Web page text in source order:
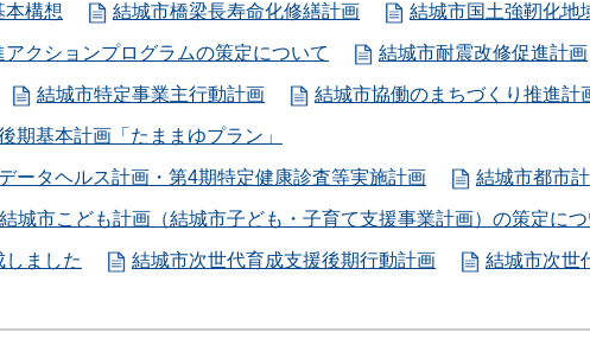
本構想 結城市橋梁長寿命化修繕計画 結城市国土強靭化地
クションプログラムの策定について 結城市耐震改修促進計画
結城市特定事業主行動計画 結城市協働のまちづくり推進計
期基本計画「たままゆプラン」
ータヘルス計画・第4期特定健康診査等実施計画 結城市都市
結城市こども計画（結城市子ども・子育て支援事業計画）の策定に
ました 結城市次世代育成支援後期行動計画 結城市次世